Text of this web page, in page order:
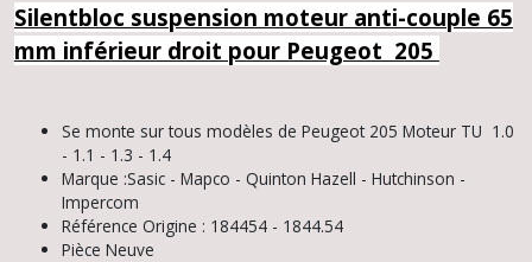
Silentbloc suspension moteur anti-couple 65
mm inférieur droit pour Peugeot 205
Se monte sur tous modèles de Peugeot 205 Moteur TU 1.0
- 1.1 - 1.3 - 1.4
Marque :Sasic - Mapco - Quinton Hazell - Hutchinson -
Impercom
Référence Origine : 184454 - 1844.54
Pièce Neuve